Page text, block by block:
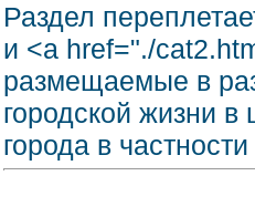
Раздел
и <a href="./
размещаемые в
городской жизни
города в